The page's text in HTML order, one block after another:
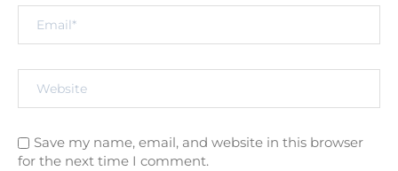
Save my name, email, and website in this browser
for the next time I comment.